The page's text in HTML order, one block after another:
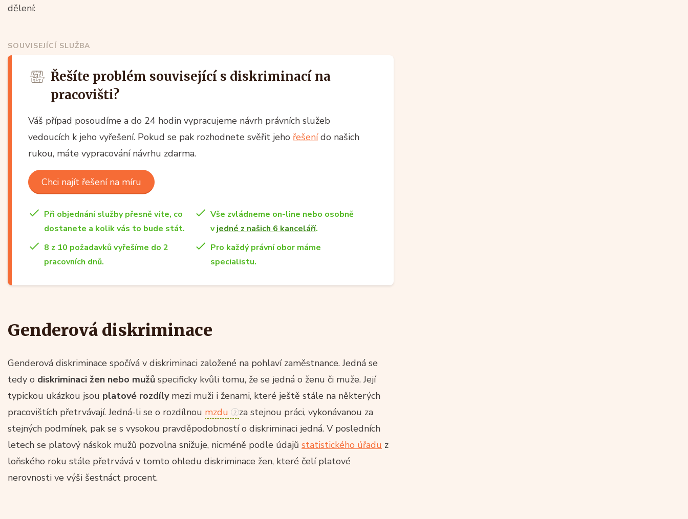
dělení:
SOUVISEJÍCÍ SLUŽBA
Řešíte problém související s diskriminací na
pracovišti?
Váš případ posoudíme a do 24 hodin vypracujeme návrh právních služeb
vedoucích k jeho vyřešení. Pokud se pak rozhodnete svěřit jeho řešenído našich
rukou, máte vypracování návrhu zdarma.
Chci najít řešení na míru
Při objednání služby přesně víte, co
dostanete a kolik vás to bude stát.
Vše zvládneme on-line nebo osobně
vjedné z našich 6 kanceláří.
8 z 10 požadavků vyřešíme do 2
pracovních dnů.
Pro každý právní obor máme
specialistu.
Genderová diskriminace
Genderová diskriminace spočívá v diskriminaci založené na pohlaví zaměstnance. Jedná se
tedy o diskriminaci žen nebo mužů specificky kvůli tomu, že se jedná o ženu či muže. Její
typickou ukázkou jsou platové rozdílymezi muži i ženami, které ještě stále na některých
pracovištích přetrvávají. Jedná-li se o rozdílnou mzdu
za stejnou práci, vykonávanou za
stejných podmínek, pak se s vysokou pravděpodobností o diskriminaci jedná. V posledních
letech se platový náskok mužů pozvolna snižuje, nicméně podle údajů statistického úřadu z
loňského roku stále přetrvává v tomto ohledu diskriminace žen, které čelí platové
nerovnosti ve výši šestnáct procent.